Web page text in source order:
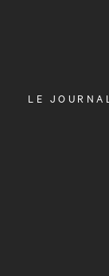
OUVRIR
LE JOURNAL